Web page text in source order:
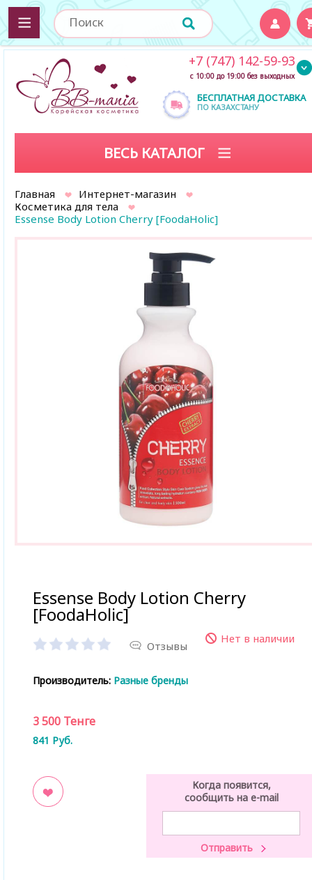
БЕСПЛАТНАЯ ДОСТАВКА
ПО КАЗАХСТАНУ
+7 (747) 142-59-93
с 10:00 до 19:00 без выходных
ВЕСЬ КАТАЛОГ
Главная
Интернет-магазин
Косметика для тела
Essense Body Lotion Cherry [FoodaHolic]
Essense Body Lotion Cherry
[FoodaHolic]
Отзывы
Нет в наличии
Производитель: Разные бренды
3 500 Тенге
841 Руб.
Когда появится,
сообщить на e-mail